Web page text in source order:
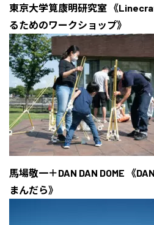
東京大学筧康明研究室 《
るためのワークショップ》
馬場敬一＋DAN DAN DOME 《
まんだら》